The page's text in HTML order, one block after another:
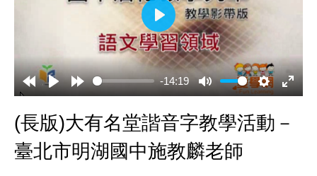
-14:19
播
放
(長版)大有名堂諧音字教學活動－
臺北市明湖國中施教麟老師